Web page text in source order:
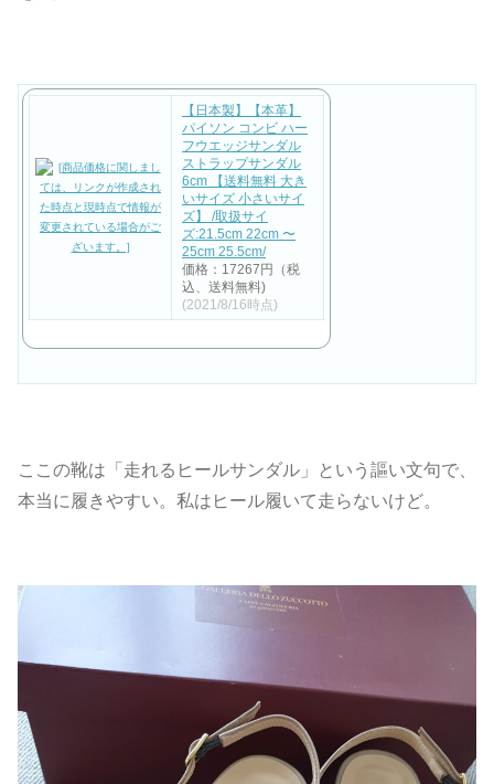
【日本製】【本革】
パイソン コンビ ハー
フウエッジサンダル
ストラップサンダル
6cm 【送料無料 大き
いサイズ 小さいサイ
ズ】 /取扱サイ
ズ:21.5cm 22cm 〜
25cm 25.5cm/
価格：17267円（税
込、送料無料)
(2021/8/16時点)
ここの靴は「走れるヒールサンダル」という謳い文句で、
本当に履きやすい。私はヒール履いて走らないけど。